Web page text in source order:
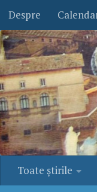
Skip to content
Despre
Toate ştirile